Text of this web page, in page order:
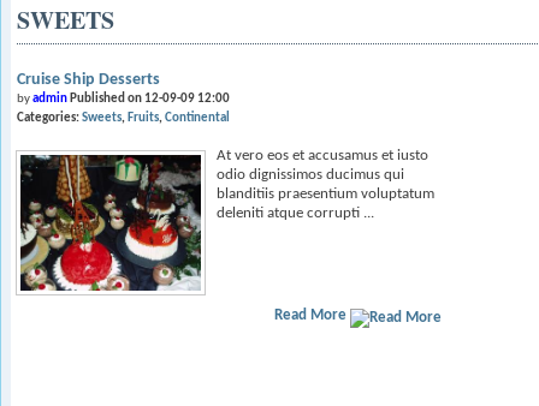
SWEETS
Cruise Ship Desserts
byadmin Published on 12-09-09 12:00
Categories:Sweets Fruits Continental
At vero eos et accusamus et iusto
odio dignissimos ducimus qui
blanditiis praesentium voluptatum
deleniti atque corrupti ...
Read More